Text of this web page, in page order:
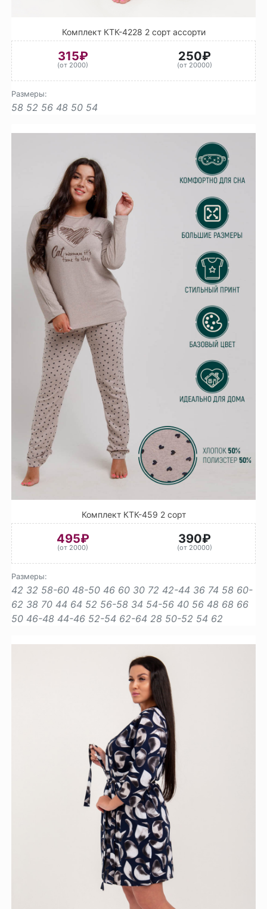
Комплект КТК-4228 2 сорт ассорти
315₽
(от 2000)
250₽
(от 20000)
Размеры:
58 52 56 48 50 54
Комплект КТК-459 2 сорт
495₽
(от 2000)
390₽
(от 20000)
Размеры:
42 32 58-60 48-50 46 60 30 72 42-44 36 74 58 60-
62 38 70 44 64 52 56-58 34 54-56 40 56 48 68 66
50 46-48 44-46 52-54 62-64 28 50-52 54 62